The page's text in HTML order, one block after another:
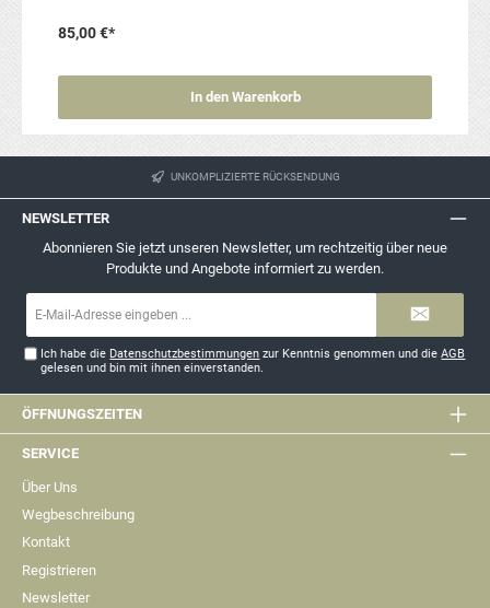
85,00 €*
In den Warenkorb
UNKOMPLIZIERTE RÜCKSENDUNG
NEWSLETTER
Abonnieren Sie jetzt unseren Newsletter, um rechtzeitig über neue
Produkte und Angebote informiert zu werden.
Ich habe die Datenschutzbestimmungen zur Kenntnis genommen und dieAGB
gelesen und bin mit ihnen einverstanden.
ÖFFNUNGSZEITEN
SERVICE
Über Uns
Wegbeschreibung
Kontakt
Registrieren
Newsletter